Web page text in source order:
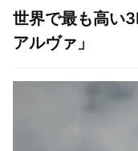
世界で最も高い
アルヴァ」